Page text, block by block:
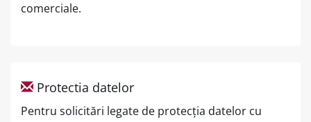
comerciale.
Protectia datelor
Pentru solicitări legate de protecția datelor cu